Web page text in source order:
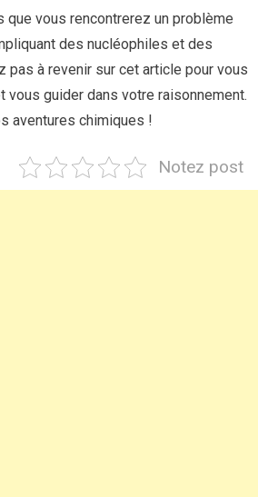
que vous rencontrerez un problème
des nucléophiles et des
pas à revenir sur cet article pour vous
vous guider dans votre raisonnement.
aventures chimiques !
Notez post